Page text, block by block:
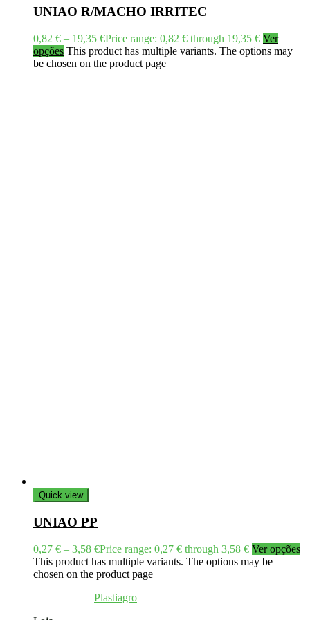
UNIAO R/MACHO IRRITEC
0,82 € – 19,35 €Price range: 0,82 € through 19,35 € Ver
opções This product has multiple variants. The options may
be chosen on the product page
Quick view
UNIAO PP
0,27 € – 3,58 €Price range: 0,27 € through 3,58 € Ver opções
This product has multiple variants. The options may be
chosen on the product page
Plastiagro